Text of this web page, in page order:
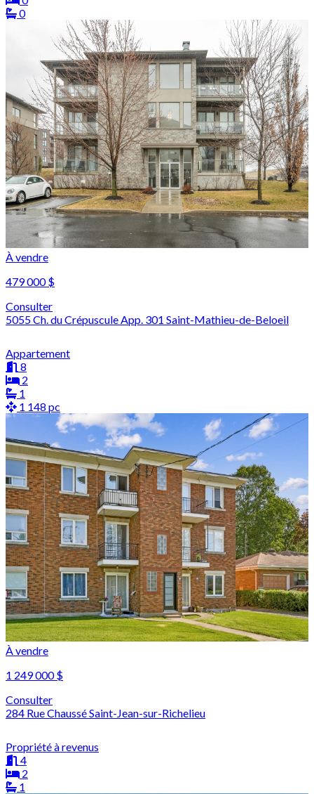
0
À vendre
479 000 $
Consulter
5055 Ch. du Crépuscule App. 301 Saint-Mathieu-de-Beloeil
Appartement
8
2
1
1 148 pc
À vendre
1 249 000 $
Consulter
284 Rue Chaussé Saint-Jean-sur-Richelieu
Propriété à revenus
4
2
1